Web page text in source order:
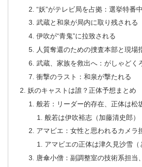
“妖”がテレビ局を占拠：選挙特番
武蔵と和泉が局内に取り残される
伊吹が“青鬼”に拉致される
人質奪還のための捜査本部と現場
武蔵、家族を救出へ：がしゃどく
衝撃のラスト：和泉が撃たれる
妖のキャストは誰？正体予想まとめ
般若：リーダー的存在、正体は松
般若は伊吹裕志（加藤清史郎）
アマビエ：女性と思われるカメラ
アマビエの正体は津久見沙雪（
唐傘小僧：副調整室の技術系担当